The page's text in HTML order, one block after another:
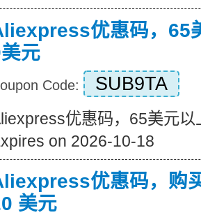
优惠码，65
元
Code: SUB9TA
优惠码，65美元以
on 2026-10-18
优惠码，购
美元